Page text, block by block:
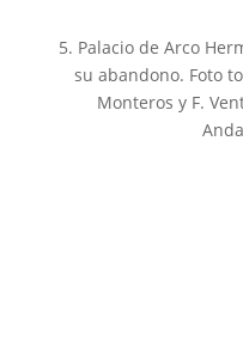
5. Palacio de Arco
su abandono. Foto
Monteros y F.